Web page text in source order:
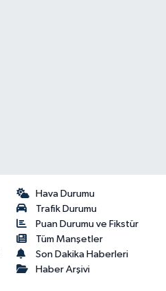
Hava Durumu
Trafik Durumu
Puan Durumu ve Fikstür
Tüm Manşetler
Son Dakika Haberleri
Haber Arşivi